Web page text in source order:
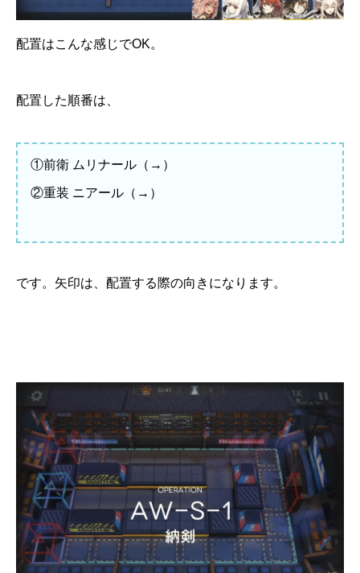
配置はこんな感じでOK。
配置した順番は、
①前衛 ムリナール（→）
②重装 ニアール（→）
です。矢印は、配置する際の向きになります。